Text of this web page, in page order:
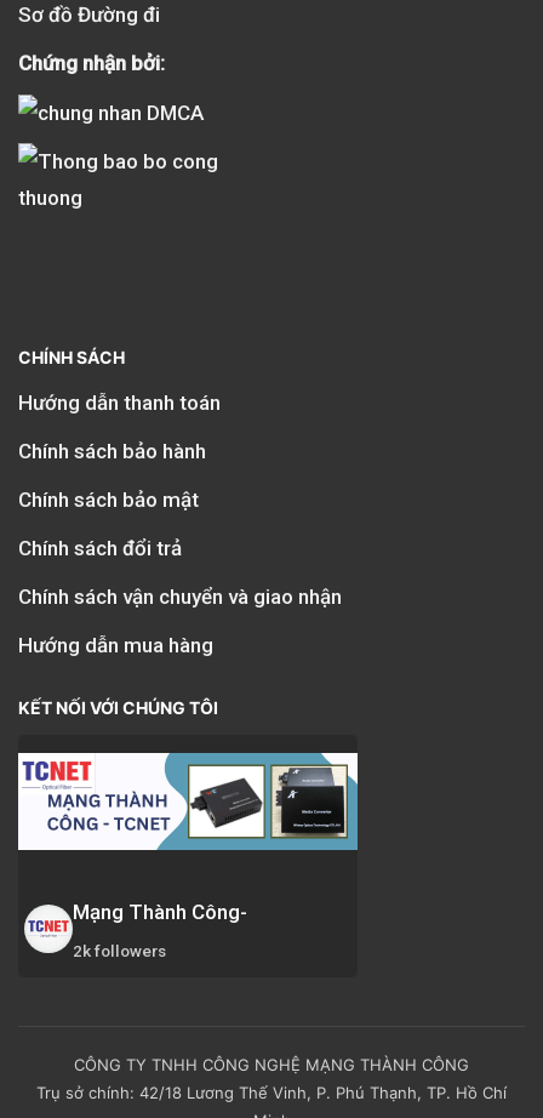
Sơ đồ Đường đi
Chứng nhận bởi:
CHÍNH SÁCH
Hướng dẫn thanh toán
Chính sách bảo hành
Chính sách bảo mật
Chính sách đổi trả
Chính sách vận chuyển và giao nhận
Hướng dẫn mua hàng
KẾT NỐI VỚI CHÚNG TÔI
Mạng Thành Công-
2k followers
CÔNG TY TNHH CÔNG NGHỆ MẠNG THÀNH CÔNG
Trụ sở chính: 42/18 Lương Thế Vinh, P. Phú Thạnh, TP. Hồ Chí